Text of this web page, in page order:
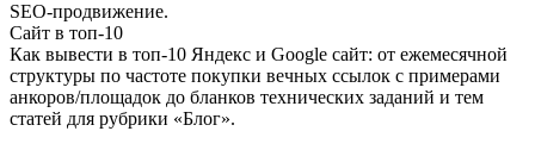
SEO-продвижение.
Сайт в топ-10
Как вывести в топ-10 Яндекс и Google сайт: от ежемесячной
структуры по частоте покупки вечных ссылок с примерами
анкоров/площадок до бланков технических заданий и тем
статей для рубрики «Блог».